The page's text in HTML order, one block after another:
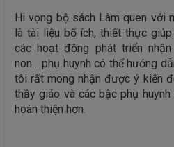
Hi vọng bộ sách Làm quen với
là tài liệu bổ ích, thiết thực
các hoạt động phát triển
non… phụ huynh có thể hướng
tôi rất mong nhận được ý kiến
thầy giáo và các bậc phụ
hoàn thiện hơn.